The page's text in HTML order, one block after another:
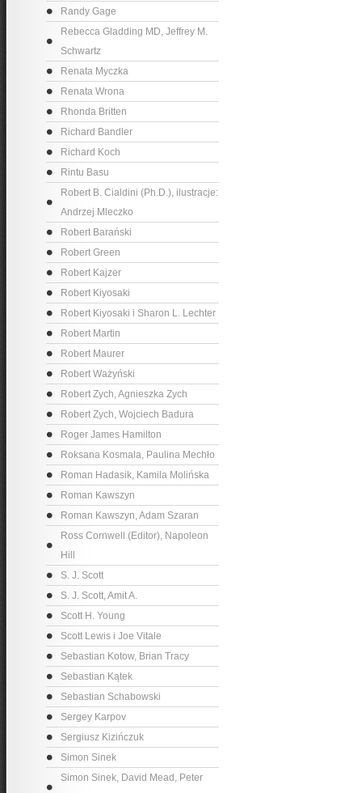
Randy Gage
Rebecca Gladding MD, Jeffrey M.
Schwartz
Renata Myczka
Renata Wrona
Rhonda Britten
Richard Bandler
Richard Koch
Rintu Basu
Robert B. Cialdini (Ph.D.), ilustracje:
Andrzej Mleczko
Robert Barański
Robert Green
Robert Kajzer
Robert Kiyosaki
Robert Kiyosaki i Sharon L. Lechter
Robert Martin
Robert Maurer
Robert Ważyński
Robert Zych, Agnieszka Zych
Robert Zych, Wojciech Badura
Roger James Hamilton
Roksana Kosmala, Paulina Mechło
Roman Hadasik, Kamila Molińska
Roman Kawszyn
Roman Kawszyn, Adam Szaran
Ross Cornwell (Editor), Napoleon
Hill
S. J. Scott
S. J. Scott, Amit A.
Scott H. Young
Scott Lewis i Joe Vitale
Sebastian Kotow, Brian Tracy
Sebastian Kątek
Sebastian Schabowski
Sergey Karpov
Sergiusz Kizińczuk
Simon Sinek
Simon Sinek, David Mead, Peter